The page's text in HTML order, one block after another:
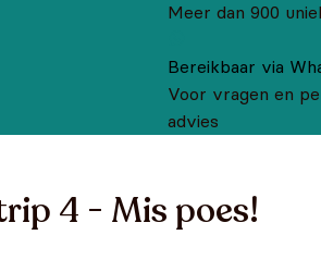
Meer dan 900
Bereikbaar via
Voor vragen en
advies
4 - Mis poes!